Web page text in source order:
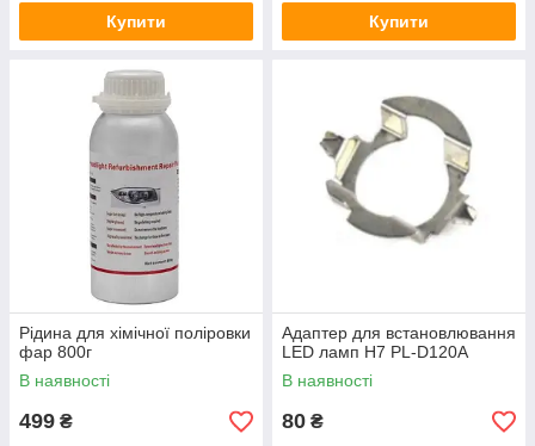
Купити Купити
Рідина для хімічної поліровки
фар 800г
В наявності
499 ₴
Адаптер для встановлювання
LED ламп H7 PL-D120A
В наявності
80 ₴